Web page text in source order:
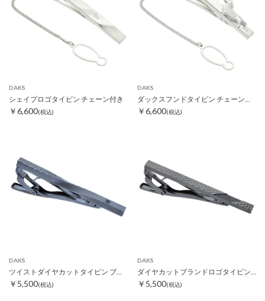
DAKS
シェイプロゴタイピン チェーン付き
￥6,600(税込)
DAKS
ダックスフンドタイピン チェーン付き
￥6,600(税込)
DAKS
￥5,500(税込)
DAKS
￥5,500(税込)